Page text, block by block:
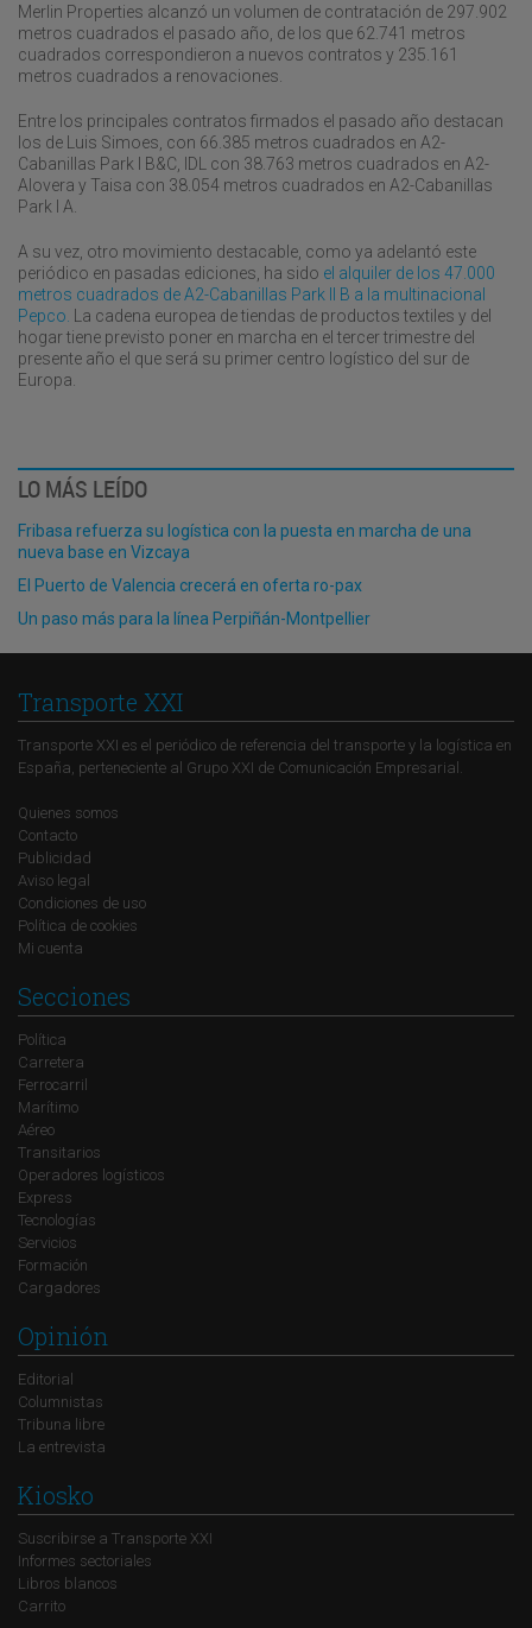
Merlin Properties alcanzó un volumen de contratación de 297.902
metros cuadrados el pasado año, de los que 62.741 metros
cuadrados correspondieron a nuevos contratos y 235.161
metros cuadrados a renovaciones.
Entre los principales contratos firmados el pasado año destacan
los de Luis Simoes, con 66.385 metros cuadrados en A2-
Cabanillas Park I B&C, IDL con 38.763 metros cuadrados en A2-
Alovera y Taisa con 38.054 metros cuadrados en A2-Cabanillas
Park I A.
A su vez, otro movimiento destacable, como ya adelantó este
periódico en pasadas ediciones, ha sido el alquiler de los 47.000
metros cuadrados de A2-Cabanillas Park II B a la multinacional
Pepco.
La cadena europea de tiendas de productos textiles y del
hogar tiene previsto poner en marcha en el tercer trimestre del
presente año el que será su primer centro logístico del sur de
Europa.
LO MÁS LEÍDO
Fribasa refuerza su logística con la puesta en marcha de una
nueva base en Vizcaya
El Puerto de Valencia crecerá en oferta ro-pax
Un paso más para la línea Perpiñán-Montpellier
Transporte XXI
Transporte XXI es el periódico de referencia del transporte y la logística en
España, perteneciente al Grupo XXI de Comunicación Empresarial.
Quienes somos
Contacto
Publicidad
Aviso legal
Condiciones de uso
Política de cookies
Mi cuenta
Secciones
Política
Carretera
Ferrocarril
Marítimo
Aéreo
Transitarios
Operadores logísticos
Express
Tecnologías
Servicios
Formación
Cargadores
Opinión
Editorial
Columnistas
Tribuna libre
La entrevista
Kiosko
Suscribirse a Transporte XXI
Informes sectoriales
Libros blancos
Carrito